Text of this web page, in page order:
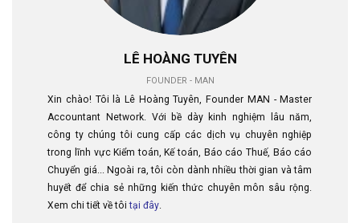
LÊ HOÀNG TUYÊN
FOUNDER - MAN
Xin chào! Tôi là Lê Hoàng Tuyên, Founder MAN - Master
Accountant Network. Với bề dày kinh nghiệm lâu năm,
công ty chúng tôi cung cấp các dịch vụ chuyên nghiệp
trong lĩnh vực Kiểm toán, Kế toán, Báo cáo Thuế, Báo cáo
Chuyển giá... Ngoài ra, tôi còn dành nhiều thời gian và tâm
huyết để chia sẻ những kiến thức chuyên môn sâu rộng.
Xem chi tiết về tôitại đây